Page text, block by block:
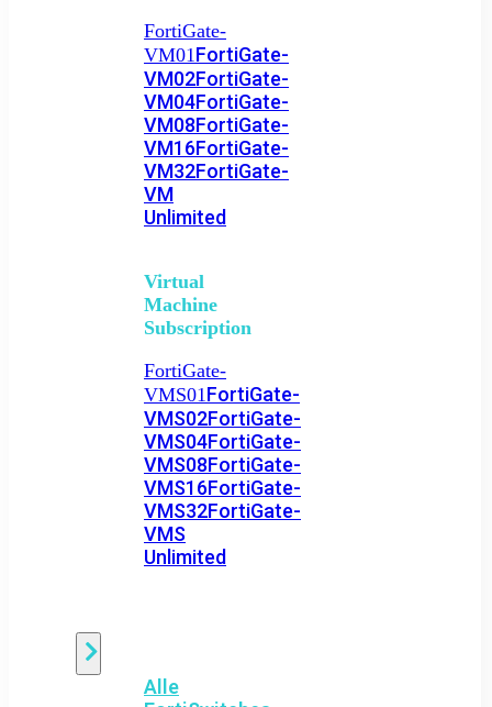
FortiGate-
VM01FortiGate-
VM02FortiGate-
VM04FortiGate-
VM08FortiGate-
VM16FortiGate-
VM32FortiGate-
VM
Unlimited
Virtual
Machine
Subscription
FortiGate-
VMS01FortiGate-
VMS02FortiGate-
VMS04FortiGate-
VMS08FortiGate-
VMS16FortiGate-
VMS32FortiGate-
VMS
Unlimited
Alle